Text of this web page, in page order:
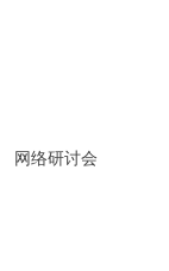
网络研讨会